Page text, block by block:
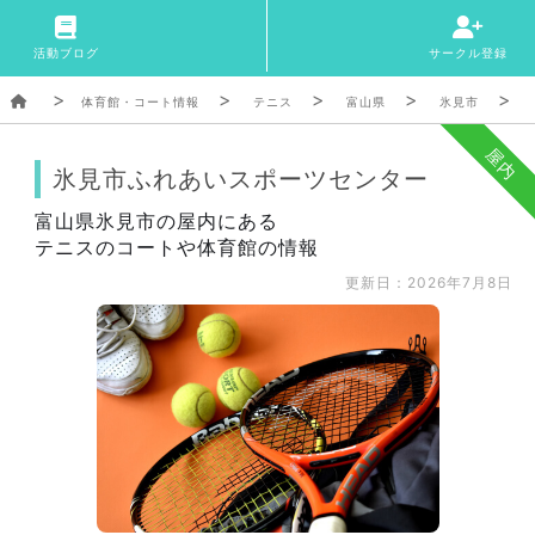
活動ブログ サークル登録
体育館・コート情報 テニス 富山県 氷見市
屋内
氷見市ふれあいスポーツセンター
富山県氷見市の屋内にある
テニスのコートや体育館の情報
更新日：2026年7月8日